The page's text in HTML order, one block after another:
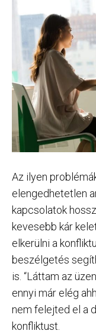
Az ilyen
elengedhetetlen
kapcsolatok
kevesebb kár
elkerülni a
beszélgetés
is. “Láttam az
ennyi már elég
nem felejted el a
konfliktust.